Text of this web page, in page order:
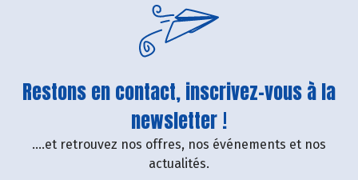
Restons en contact, inscrivez-vous à la
newsletter !
....et retrouvez nos offres, nos événements et nos
actualités.